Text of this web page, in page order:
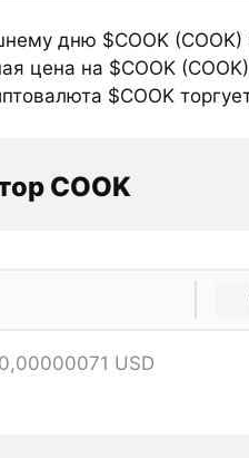
дню $COOK
цена на $COOK
$COOK
COOK
USD